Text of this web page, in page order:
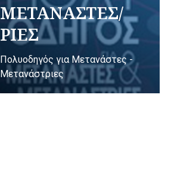
ΜΕΤΑΝΑΣΤΕΣ/
ΡΙΕΣ
Πολυοδηγός για Μετανάστες -
Μετανάστριες